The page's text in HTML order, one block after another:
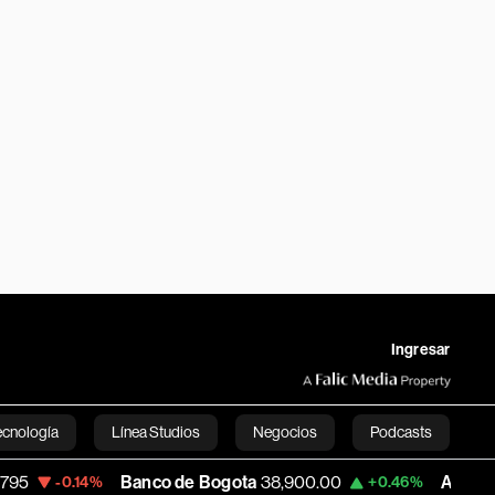
Ingresar
Línea Studios Negocios Podcasts
English
0.14% Banco de Bogota 38,900.00 +0.46% Apple